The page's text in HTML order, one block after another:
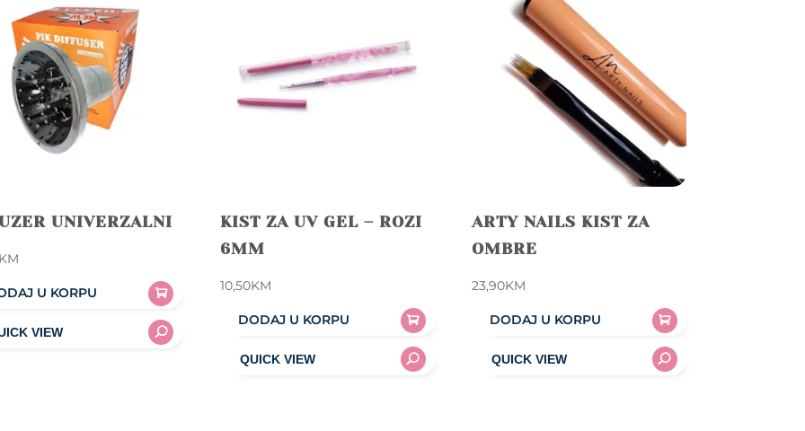
UNIVERZALNI
KM
U KORPU
KIST ZA UV GEL – ROZI
6MM
10,50KM
DODAJ U KORPU
ARTY NAILS KIST ZA
OMBRE
23,90KM
DODAJ U KORPU